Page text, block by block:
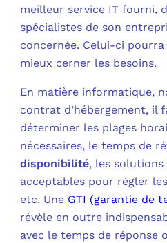
meilleur service IT fourni,
spécialistes de son
concernée. Celui-ci
mieux cerner les besoins.
En matière informatique,
contrat d’hébergement, il
déterminer les plages
nécessaires, le temps de
disponibilité, les
acceptables pour régler
etc. Une GTI (garantie de
révèle en outre
avec le temps de réponse